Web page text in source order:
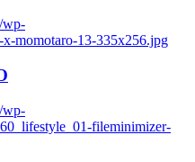
wp-
momotaro-13-335x256.jpg
wp-
fileminimizer-